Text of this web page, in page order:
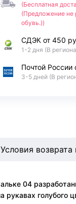
(Бесплатная
(Предложение не
обувь.))
СДЭК от 450
1-2 дня (В
Почтой России
3-5 дней (В
04
голубого
Условия возврата